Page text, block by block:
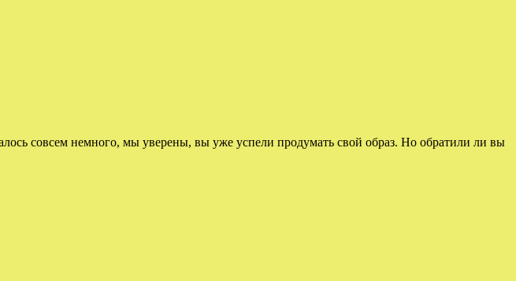
совсем немного, мы уверены, вы уже успели продумать свой образ. Но обратили ли вы